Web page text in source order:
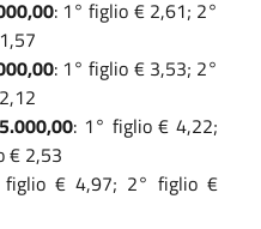
: 1° figlio € 2,61; 2°
: 1° figlio € 3,53; 2°
: 1° figlio € 4,22;
€ 2,53
€ 4,97; 2° figlio €